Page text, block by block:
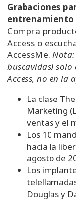
Grabaciones
entrenamiento
Compra
Access o
AccessMe. Nota:
buscavidas) solo
Access, no en la
La clase
Marketing
ventas y el
Los 10
hacia la
agosto de
Los
Douglas y